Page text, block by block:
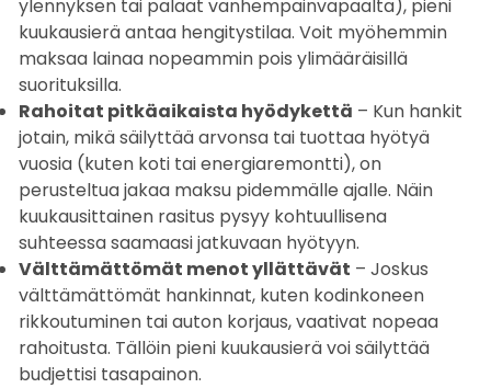
ylennyksen tai palaat vanhempainvapaalta), pieni
kuukausierä antaa hengitystilaa. Voit myöhemmin
maksaa lainaa nopeammin pois ylimääräisillä
suorituksilla.
Rahoitat pitkäaikaista hyödykettä – Kun hankit
jotain, mikä säilyttää arvonsa tai tuottaa hyötyä
vuosia (kuten koti tai energiaremontti), on
perusteltua jakaa maksu pidemmälle ajalle. Näin
kuukausittainen rasitus pysyy kohtuullisena
suhteessa saamaasi jatkuvaan hyötyyn.
Välttämättömät menot yllättävät – Joskus
välttämättömät hankinnat, kuten kodinkoneen
rikkoutuminen tai auton korjaus, vaativat nopeaa
rahoitusta. Tällöin pieni kuukausierä voi säilyttää
budjettisi tasapainon.